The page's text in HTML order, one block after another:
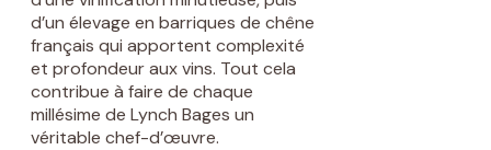
d’un élevage en barriques de chêne
français qui apportent complexité
et profondeur aux vins. Tout cela
contribue à faire de chaque
millésime de Lynch Bages un
véritable chef-d’œuvre.